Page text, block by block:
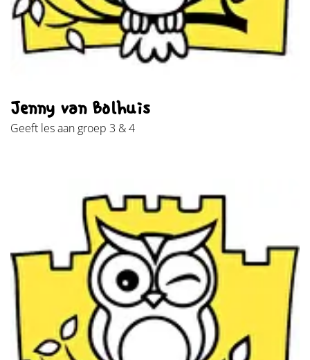
Jenny van Bolhuis
Geeft les aan groep 3 & 4